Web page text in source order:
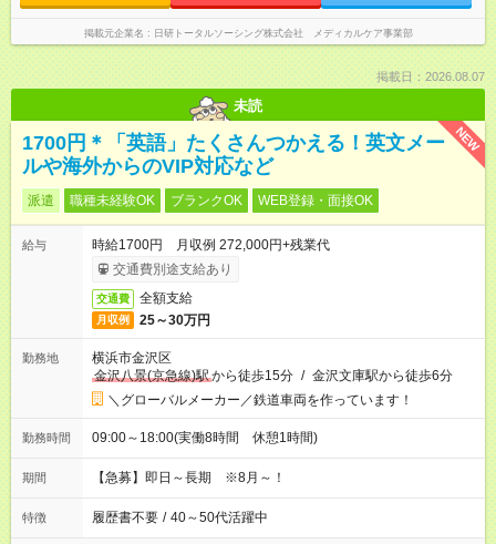
掲載元企業名 日研トータルソーシング株式会社 メディカルケア事業部
掲載日：2026.08.07
未読
NEW
1700円＊「英語」たくさんつかえる！英文メー
ルや海外からのVIP対応など
派遣 職種未経験OK ブランクOK WEB登録・面接OK
給与
時給1700円 月収例 272,000円+残業代
交通費別途支給あり
交通費 全額支給
月収例 25～30万円
勤務地
横浜市金沢区
金沢八景(京急線)駅から徒歩15分 / 金沢文庫駅から徒歩6分
＼グローバルメーカー／鉄道車両を作っています！
勤務時間 09:00～18:00(実働8時間 休憩1時間)
期間 【急募】即日～長期 ※8月～！
特徴 履歴書不要 / 40～50代活躍中